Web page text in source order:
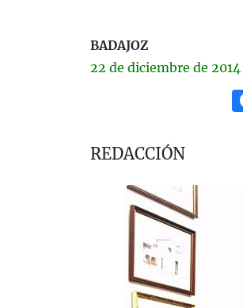
BADAJOZ
22 de diciembre de 2014
REDACCIÓN